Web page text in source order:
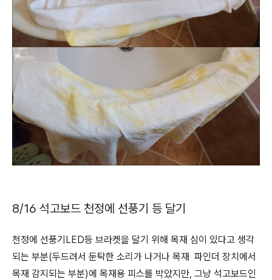
8/16 석고보드 천정에 선풍기 등 달기
천정에 선풍기LED등 브라켓을 달기 위해 목재 심이 있다고 생각
되는 부분(두드려서 둔탁한 소리가 나거나 목재 파인더 장치에서
목재 감지되는 부분)에 목재용 피스를 박았지만, 그냥 석고보드인